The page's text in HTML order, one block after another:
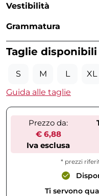
Vestibilità
Grammatura
Taglie disponibili
S M L XL
Guida alle taglie
Prezzo da:
€ 6,88
Iva esclusa
* prezzi
Ti servono